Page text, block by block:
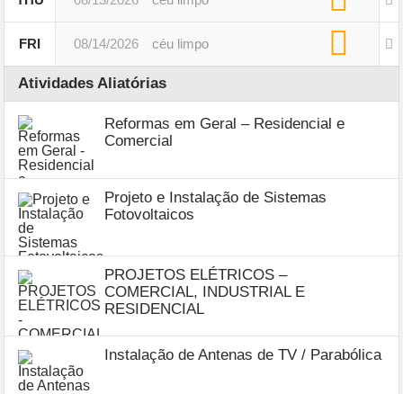
FRI 08/14/2026 céu limpo
Atividades Aliatórias
Reformas em Geral – Residencial e
Comercial
Projeto e Instalação de Sistemas
Fotovoltaicos
PROJETOS ELÉTRICOS –
COMERCIAL, INDUSTRIAL E
RESIDENCIAL
Instalação de Antenas de TV / Parabólica